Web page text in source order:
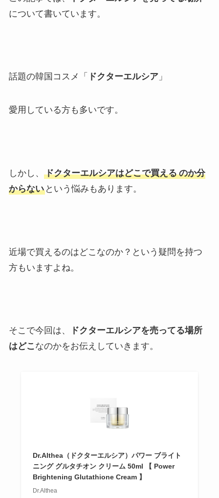
について書いています。
話題の韓国コスメ「 ドクターエルシア」
愛用している方も多いです。
しかし、 ドクターエルシアはどこで買える のか分
からないという悩みもあります。
近場で買えるのはどこなのか？という疑問を持つ
方もいますよね。
そこで今回は、
ドクターエルシアを売ってる場所
はどこなのかをお伝えしていきます。
Dr.Althea（ドクターエルシア）パワー ブライト
ニング グルタチオン クリーム 50ml 【 Power
Brightening Glutathione Cream 】
Dr.Althea